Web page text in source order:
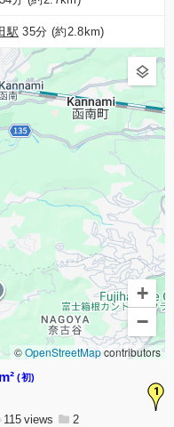
駅 35分 (約2.8km)
+
−
©OpenStreetMapcontributors
1
(初)
115 2